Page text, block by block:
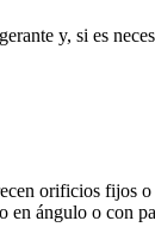
y, si es
orificios fijos
en ángulo o con